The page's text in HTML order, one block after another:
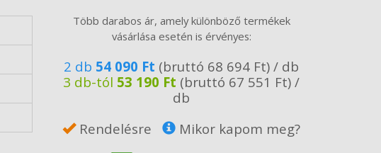
Több darabos ár, amely különböző termékek
vásárlása esetén is érvényes:
2 db 54 090 Ft (bruttó 68 694 Ft) / db
3 db-tól 53 190 Ft (bruttó 67 551 Ft) /
db
Rendelésre
Mikor kapom meg?